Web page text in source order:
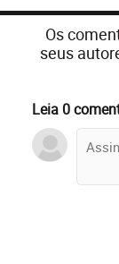
Os
seus
Leia 0